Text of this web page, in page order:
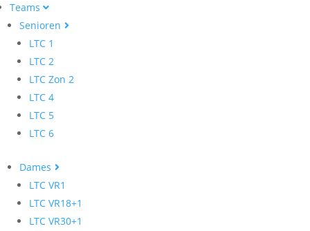
Teams
Senioren
LTC 1
LTC 2
LTC Zon 2
LTC 4
LTC 5
LTC 6
Dames
LTC VR1
LTC VR18+1
LTC VR30+1